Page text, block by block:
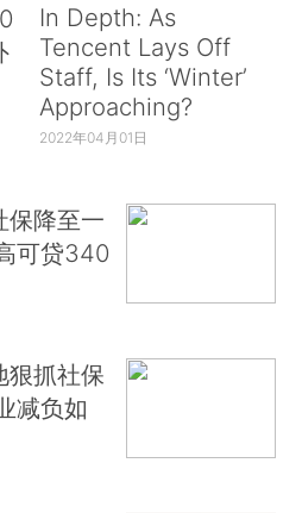
In Depth: As
Tencent Lays Off
Staff, Is Its ‘Winter’
Approaching?
2022年04月01日
保降至一
可贷340
狠抓社保
减负如